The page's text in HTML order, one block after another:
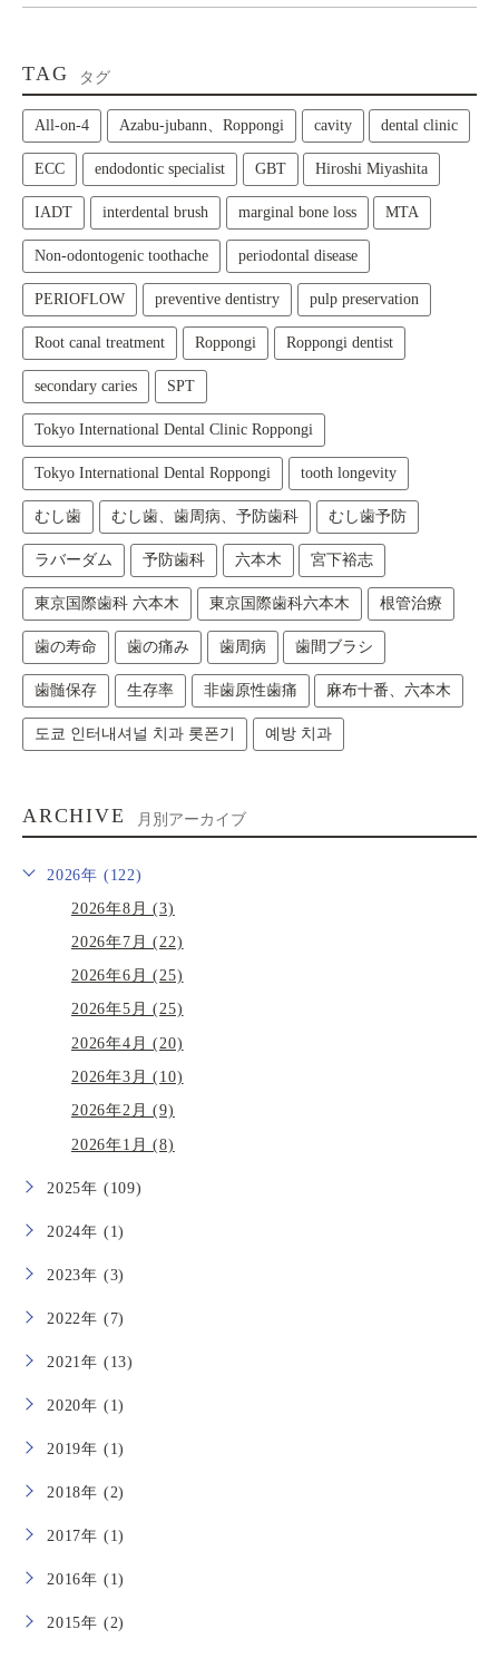
TAG タグ
All‑on‑4 Azabu-jubann、Roppongi cavity dental clinic
ECC endodontic specialist GBT Hiroshi Miyashita
IADT interdental brush marginal bone loss MTA
Non-odontogenic toothache periodontal disease
PERIOFLOW preventive dentistry pulp preservation
Root canal treatment Roppongi Roppongi dentist
secondary caries SPT
Tokyo International Dental Clinic Roppongi
Tokyo International Dental Roppongi tooth longevity
むし歯 むし歯、歯周病、予防歯科 むし歯予防
ラバーダム 予防歯科 六本木 宮下裕志
東京国際歯科 六本木 東京国際歯科六本木 根管治療
歯の寿命 歯の痛み 歯周病 歯間ブラシ
歯髄保存 生存率 非歯原性歯痛 麻布十番、六本木
도쿄 인터내셔널 치과 롯폰기 예방 치과
ARCHIVE 月別アーカイブ
2026年 (122)
2026年8月 (3)
2026年7月 (22)
2026年6月 (25)
2026年5月 (25)
2026年4月 (20)
2026年3月 (10)
2026年2月 (9)
2026年1月 (8)
2025年 (109)
2024年 (1)
2023年 (3)
2022年 (7)
2021年 (13)
2020年 (1)
2019年 (1)
2018年 (2)
2017年 (1)
2016年 (1)
2015年 (2)